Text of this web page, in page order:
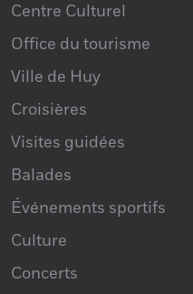
Centre Culturel
Office du tourisme
Ville de Huy
Croisières
Visites guidées
Balades
Événements sportifs
Culture
Concerts